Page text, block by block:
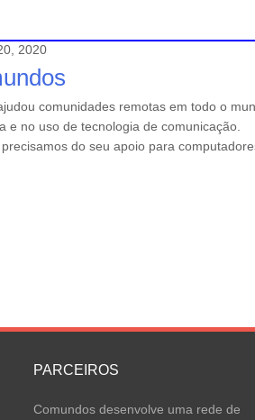
2020
comunidades remotas em todo o
e no uso de tecnologia de comunicação.
do seu apoio para
PARCEIROS
Comundos desenvolve uma rede de